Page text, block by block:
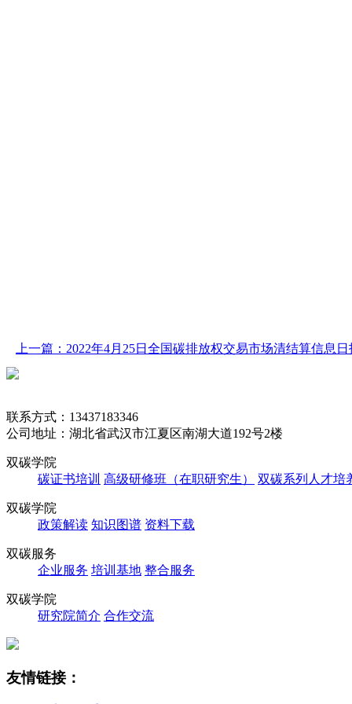
上一篇：2022年4月25日全国碳排放权交易市场清结算信息日
联系方式：13437183346
公司地址：湖北省武汉市江夏区南湖大道192号2楼
双碳学院
碳证书培训 高级研修班（在职研究生） 双碳系列人才培
双碳学院
政策解读 知识图谱 资料下载
双碳服务
企业服务 培训基地 整合服务
双碳学院
研究院简介 合作交流
友情链接：